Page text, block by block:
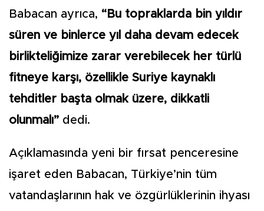
Babacan ayrıca, “Bu topraklarda bin yıldır
süren ve binlerce yıl daha devam edecek
birlikteliğimize zarar verebilecek her türlü
fitneye karşı, özellikle Suriye kaynaklı
tehditler başta olmak üzere, dikkatli
olunmalı” dedi.
Açıklamasında yeni bir fırsat penceresine
işaret eden Babacan, Türkiye’nin tüm
vatandaşlarının hak ve özgürlüklerinin ihyası